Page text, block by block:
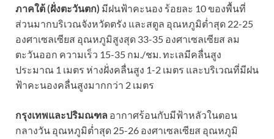
ภาคใต้ (ฝั่งตะวันตก) มีฝนฟ้าคะนอง ร้อยละ 10 ของพื้นที่
ส่วนมากบริเวณจังหวัดตรัง และสตูล อุณหภูมิต่ำสุด 22-25
องศาเซลเซียส อุณหภูมิสูงสุด 33-35 องศาเซลเซียส ลม
ตะวันออก ความเร็ว 15-35 กม./ชม. ทะเลมีคลื่นสูง
ประมาณ 1 เมตร ห่างฝั่งคลื่นสูง 1-2 เมตร และบริเวณที่มีฝน
ฟ้าคะนองคลื่นสูงมากกว่า 2 เมตร
กรุงเทพและปริมณฑล อากาศร้อนกับมีฟ้าหลัวในตอน
กลางวัน อุณหภูมิต่ำสุด 25-26 องศาเซลเซียส อุณหภูมิ